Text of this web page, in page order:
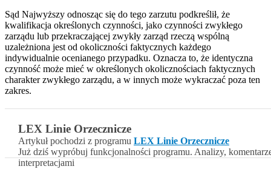
Sąd Najwyższy odnosząc się do tego zarzutu podkreślił, że
kwalifikacja określonych czynności, jako czynności zwykłego
zarządu lub przekraczającej zwykły zarząd rzeczą wspólną
uzależniona jest od okoliczności faktycznych każdego
indywidualnie ocenianego przypadku. Oznacza to, że identyczna
czynność może mieć w określonych okolicznościach faktycznych
charakter zwykłego zarządu, a w innych może wykraczać poza ten
zakres.
LEX Linie Orzecznicze
Artykuł pochodzi z programu LEX Linie Orzecznicze
Już dziś wypróbuj funkcjonalności programu. Analizy,
interpretacjami